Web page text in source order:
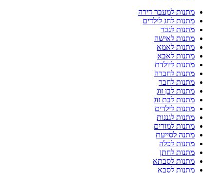
מתנות למעבר דירה
מתנות לחג לילדים
מתנות לגבר
מתנות לאישה
מתנות לאמא
מתנות לאבא
מתנות ליולדת
מתנות לחברה
מתנות לחבר
מתנות לבן זוג
מתנות לבת זוג
מתנות לילדים
מתנות לגננות
מתנות למורים
מתנה לסייעת
מתנות לכלה
מתנות לחתן
מתנות לסבתא
מתנות לסבא